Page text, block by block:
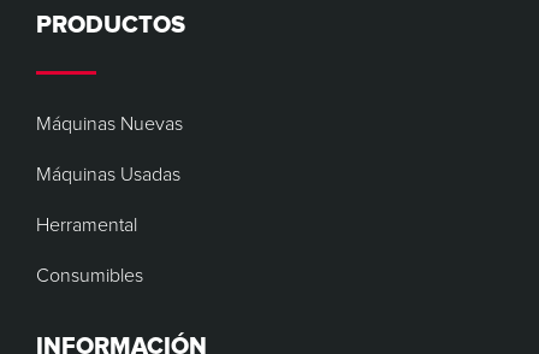
PRODUCTOS
Máquinas Nuevas
Máquinas Usadas
Herramental
Consumibles
INFORMACIÓN